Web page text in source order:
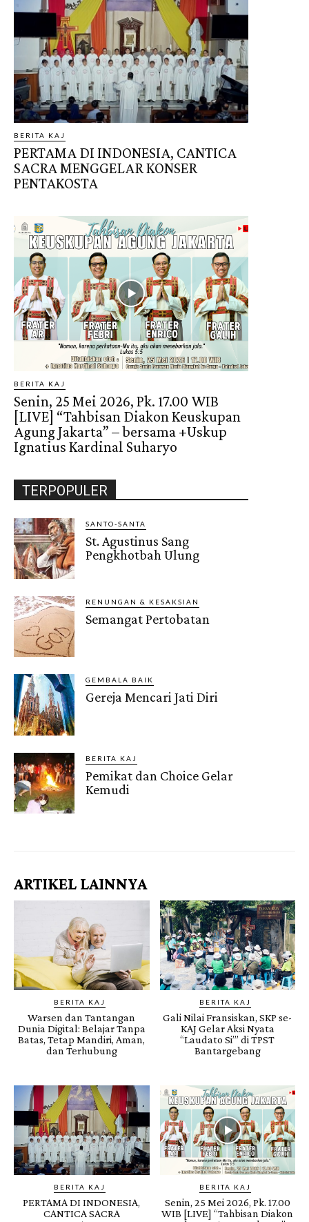
BERITA KAJ
PERTAMA DI INDONESIA, CANTICA
SACRA MENGGELAR KONSER
PENTAKOSTA
BERITA KAJ
Senin, 25 Mei 2026, Pk. 17.00 WIB
[LIVE] “Tahbisan Diakon Keuskupan
Agung Jakarta” – bersama +Uskup
Ignatius Kardinal Suharyo
TERPOPULER
SANTO-SANTA
St. Agustinus Sang
Pengkhotbah Ulung
RENUNGAN & KESAKSIAN
Semangat Pertobatan
GEMBALA BAIK
Gereja Mencari Jati Diri
BERITA KAJ
Pemikat dan Choice Gelar
Kemudi
Gendis.ID
ARTIKEL LAINNYA
BERITA KAJ
Warsen dan Tantangan
Dunia Digital: Belajar Tanpa
Batas, Tetap Mandiri, Aman,
dan Terhubung
BERITA KAJ
Gali Nilai Fransiskan, SKP se-
KAJ Gelar Aksi Nyata
“Laudato Si’” di TPST
Bantargebang
BERITA KAJ
PERTAMA DI INDONESIA,
CANTICA SACRA
BERITA KAJ
Senin, 25 Mei 2026, Pk. 17.00
WIB [LIVE] “Tahbisan Diakon